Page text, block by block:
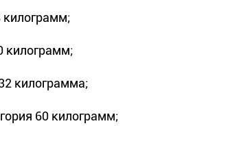
килограмм;
килограмм;
килограмма;
60 килограмм;